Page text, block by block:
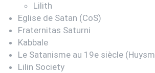
Lilith
Eglise de Satan (CoS)
Fraternitas Saturni
Kabbale
Le Satanisme au 19e siècle
Lilin Society